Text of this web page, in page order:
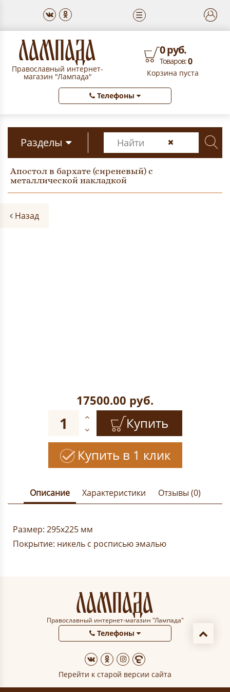
☰
Православный интернет-
магазин "Лампада"
0 руб.
Товаров:0
Корзина пуста
Телефоны
Разделы
Апостол в бархате (сиреневый) с
металлической накладкой
Назад
17500.00 руб.
Купить
Купить в 1 клик
Описание Характеристики Отзывы (0)
Размер: 295х225 мм
Покрытие: никель с росписью эмалью
Православный интернет-магазин "Лампада"
Телефоны
Перейти к старой версии сайта